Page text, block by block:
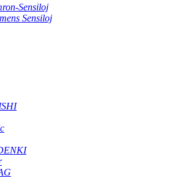
Sensiloj
Sensiloj